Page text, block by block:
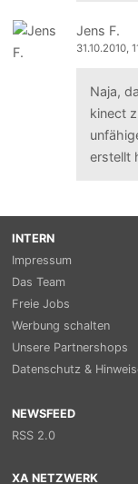
Jens F.
31.10.2010,
Naja,
kinect
erstellt
INTERN
Impressum
Das Team
Freie Jobs
Werbung schalten
Unsere Partnershops
Datenschutz &
NEWSFEED
RSS 2.0
XA NETZWERK